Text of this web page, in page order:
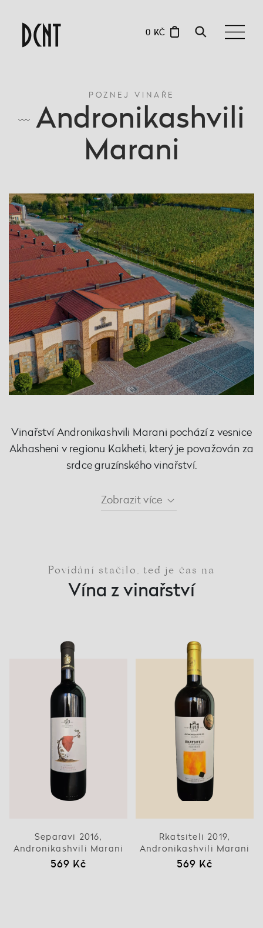
0 KČ
POZNEJ VINAŘE
Andronikashvili
Marani
Vinařství Andronikashvili Marani pochází z vesnice
Akhasheni v regionu Kakheti, který je považován za
srdce gruzínského vinařství.
Zobrazitvíce
Povídání stačilo, teď je čas na
Vína z vinařství
Separavi 2016,
Andronikashvili Marani
569 Kč
Rkatsiteli 2019,
Andronikashvili Marani
569 Kč